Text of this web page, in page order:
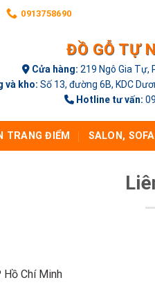
0913758690
ĐỒ GỖ TỰ
Cửa hàng: 219 Ngô Gia Tự,
và kho: Số 13, đường 6B, KDC
Hotline tư vấn:
TRANG ĐIỂM SALON, SOFA
Hồ Chí Minh